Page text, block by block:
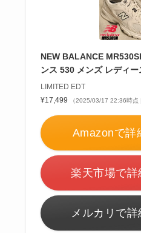
NEW BALANCE
ンス 530 メンズ レディ
LIMITED EDT
¥17,499
（2025/03/17 22:36時点
Amazonで詳
楽天市場で
メルカリで